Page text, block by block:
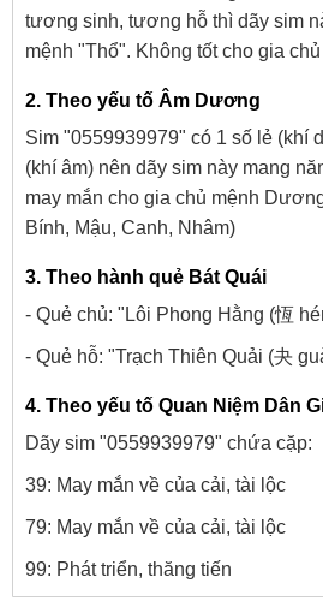
tương sinh, tương hỗ thì dãy sim
mệnh "Thổ". Không tốt cho gia
2. Theo yếu tố Âm Dương
Sim "0559939979" có 1 số lẻ (khí
(khí âm) nên dãy sim này mang
may mắn cho gia chủ mệnh
Bính, Mậu, Canh, Nhâm)
3. Theo hành quẻ Bát Quái
- Quẻ chủ: "Lôi Phong Hằng (恆
- Quẻ hỗ: "Trạch Thiên Quải (夬
4. Theo yếu tố Quan Niệm Dân
Dãy sim "0559939979" chứa cặp:
39: May mắn về của cải, tài lộc
79: May mắn về của cải, tài lộc
99: Phát triển, thăng tiến